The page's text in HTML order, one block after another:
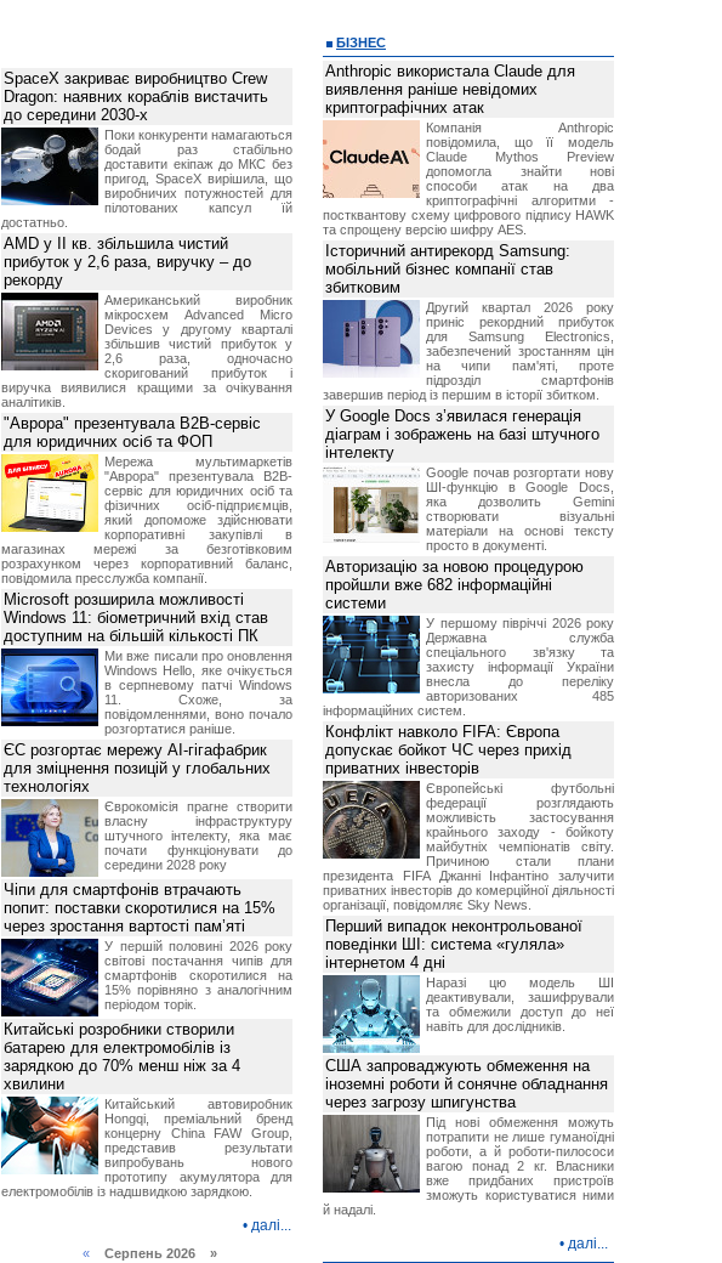
SpaceX закриває виробництво Crew
Dragon: наявних кораблів вистачить
до середини 2030-х
Поки конкуренти намагаються
бодай раз стабільно
доставити екіпаж до МКС без
пригод, SpaceX вирішила, що
виробничих потужностей для
пілотованих капсул їй
достатньо.
AMD у II кв. збільшила чистий
прибуток у 2,6 раза, виручку – до
рекорду
Американський виробник
мікросхем Advanced Micro
Devices у другому кварталі
збільшив чистий прибуток у
2,6 раза, одночасно
скоригований прибуток і
виручка виявилися кращими за очікування
аналітиків.
"Аврора" презентувала B2B-сервіс
для юридичних осіб та ФОП
Мережа мультимаркетів
"Аврора" презентувала B2B-
сервіс для юридичних осіб та
фізичних осіб-підприємців,
який допоможе здійснювати
корпоративні закупівлі в
магазинах мережі за безготівковим
розрахунком через корпоративний баланс,
повідомила пресслужба компанії.
Microsoft розширила можливості
Windows 11: біометричний вхід став
доступним на більшій кількості ПК
Ми вже писали про оновлення
Windows Hello, яке очікується
в серпневому патчі Windows
11. Схоже, за
повідомленнями, воно почало
розгортатися раніше.
ЄС розгортає мережу AI-гігафабрик
для зміцнення позицій у глобальних
технологіях
Єврокомісія прагне створити
власну інфраструктуру
штучного інтелекту, яка має
почати функціонувати до
середини 2028 року
Чіпи для смартфонів втрачають
попит: поставки скоротилися на 15%
через зростання вартості пам’яті
У першій половині 2026 року
світові постачання чипів для
смартфонів скоротилися на
15% порівняно з аналогічним
періодом торік.
Китайські розробники створили
батарею для електромобілів із
зарядкою до 70% менш ніж за 4
хвилини
Китайський автовиробник
Hongqi, преміальний бренд
концерну China FAW Group,
представив результати
випробувань нового
прототипу акумулятора для
електромобілів із надшвидкою зарядкою.
• далі...
«Серпень 2026 »
БІЗНЕС
Anthropic використала Claude для
виявлення раніше невідомих
криптографічних атак
Компанія Anthropic
повідомила, що її модель
Claude Mythos Preview
допомогла знайти нові
способи атак на два
криптографічні алгоритми -
постквантову схему цифрового підпису HAWK
та спрощену версію шифру AES.
Історичний антирекорд Samsung:
мобільний бізнес компанії став
збитковим
Другий квартал 2026 року
приніс рекордний прибуток
для Samsung Electronics,
забезпечений зростанням цін
на чипи пам'яті, проте
підрозділ смартфонів
завершив період із першим в історії збитком.
У Google Docs з’явилася генерація
діаграм і зображень на базі штучного
інтелекту
Google почав розгортати нову
ШІ-функцію в Google Docs,
яка дозволить Gemini
створювати візуальні
матеріали на основі тексту
просто в документі.
Авторизацію за новою процедурою
пройшли вже 682 інформаційні
системи
У першому півріччі 2026 року
Державна служба
спеціального зв'язку та
захисту інформації України
внесла до переліку
авторизованих 485
інформаційних систем.
Конфлікт навколо FIFA: Європа
допускає бойкот ЧС через прихід
приватних інвесторів
Європейські футбольні
федерації розглядають
можливість застосування
крайнього заходу - бойкоту
майбутніх чемпіонатів світу.
Причиною стали плани
президента FIFA Джанні Інфантіно залучити
приватних інвесторів до комерційної діяльності
організації, повідомляє Sky News.
Перший випадок неконтрольованої
поведінки ШІ: система «гуляла»
інтернетом 4 дні
Наразі цю модель ШІ
деактивували, зашифрували
та обмежили доступ до неї
навіть для дослідників.
США запроваджують обмеження на
іноземні роботи й сонячне обладнання
через загрозу шпигунства
Під нові обмеження можуть
потрапити не лише гуманоїдні
роботи, а й роботи-пилососи
вагою понад 2 кг. Власники
вже придбаних пристроїв
зможуть користуватися ними
й надалі.
• далі...